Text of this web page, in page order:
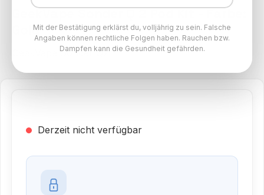
GeekVape Sonder Q 2 Pod Kit - Farbe:
Gold
GeekVape Sonder Q2
Derzeit nicht verfügbar
Mit der Bestätigung erklärst du, volljährig zu sein. Falsche
Angaben können rechtliche Folgen haben. Rauchen bzw.
Dampfen kann die Gesundheit gefährden.